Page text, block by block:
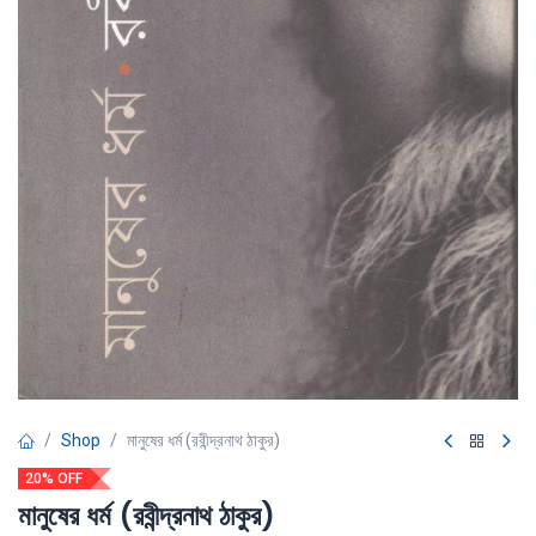
Shop মানুষের ধর্ম (রবীন্দ্রনাথ ঠাকুর)
20% OFF
মানুষের ধর্ম (রবীন্দ্রনাথ ঠাকুর)